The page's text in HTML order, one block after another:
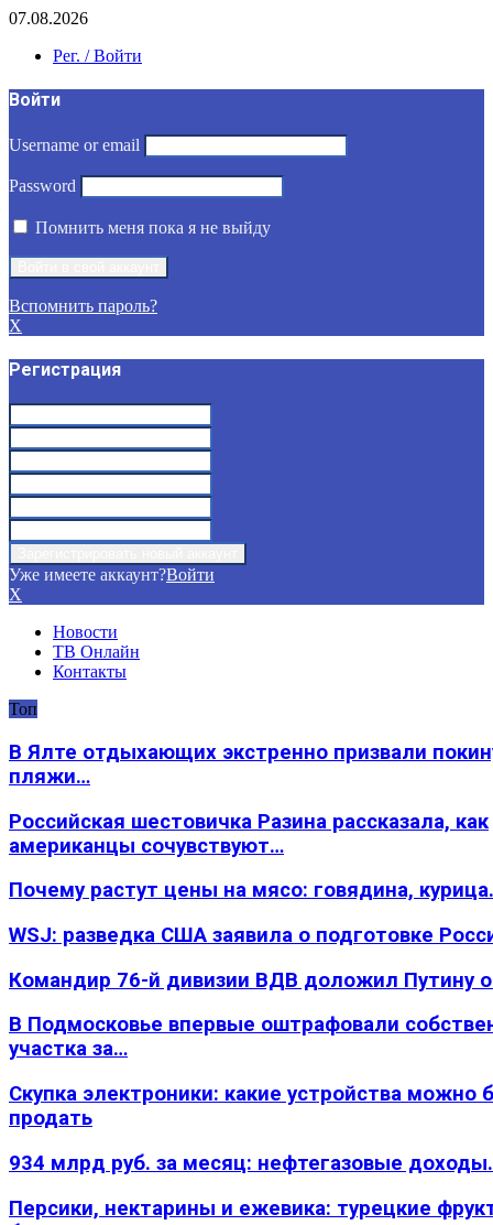
07.08.2026
Рег. / Войти
Войти
Username or email
Password
Помнить меня пока я не выйду
Вспомнить пароль?
X
Регистрация
Уже имеете аккаунт?Войти
X
Новости
ТВ Онлайн
Контакты
Топ
В Ялте отдыхающих экстренно призвали
пляжи…
Российская шестовичка Разина рассказала, как
американцы сочувствуют…
Почему растут цены на мясо: говядина,
WSJ: разведка США заявила о подготовке
Командир 76-й дивизии ВДВ доложил Путину
В Подмосковье впервые оштрафовали
участка за…
Скупка электроники: какие устройства можно
продать
934 млрд руб. за месяц: нефтегазовые
Персики, нектарины и ежевика: турецкие